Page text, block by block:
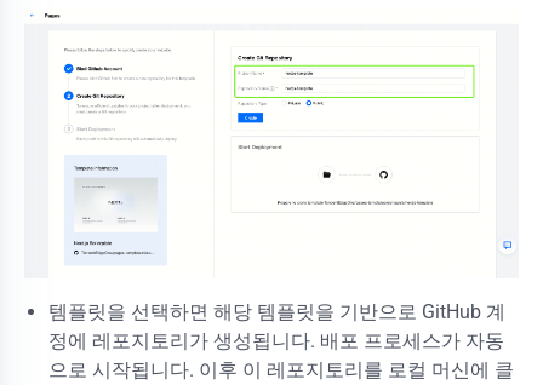
템플릿을 선택하면 해당 템플릿을 기반으로 GitHub 계
정에 레포지토리가 생성됩니다. 배포 프로세스가 자동
으로 시작됩니다. 이후 이 레포지토리를 로컬 머신에 클